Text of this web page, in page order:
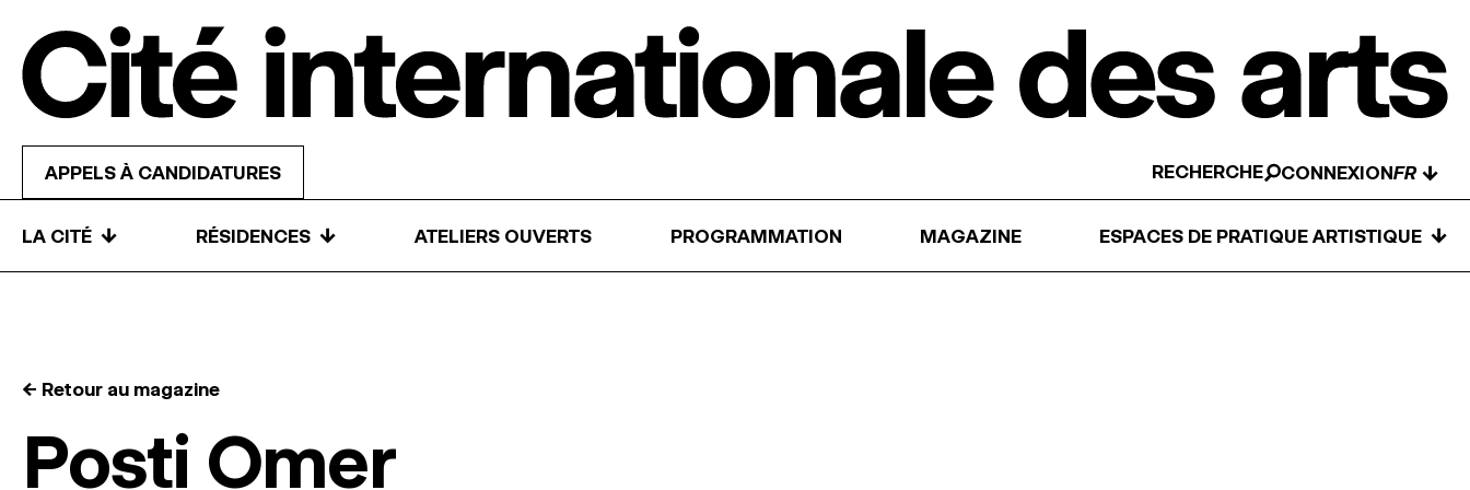
APPELS À CANDIDATURES RECHERCHE CONNEXION ↓
LA CITÉ ↓ RÉSIDENCES ↓ ATELIERS OUVERTS PROGRAMMATION MAGAZINE ESPACES DE PRATIQUE ARTISTIQUE ↓
← Retour au magazine
Posti Omer